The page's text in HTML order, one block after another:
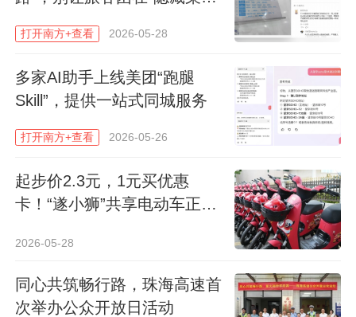
5月20日深圳市气象台发布预警信号后腾讯地图极端天
过去，市民查看天气预警往往需要专门打开
天气应用或等待推送通知；如今，在规划出
行、查看路线的同时，精细化天气信息即可
与地理位置同步呈现。气象数据不再只是一
个数字或图标，而是深度嵌入出行参考的关
在使用腾讯地图时，用户可以直观获取基于
当前位置的台风、暴雨、雷雨大风、冰雹、
打开南方+查看 2026-05-28
多家AI助手上线美团“跑腿
Skill”，提供一站式同城服务
打开南方+查看 2026-05-26
起步价2.3元，1元买优惠
卡！“遂小狮”共享电动车正式
2026-05-28
同心共筑畅行路，珠海高速首
次举办公众开放日活动